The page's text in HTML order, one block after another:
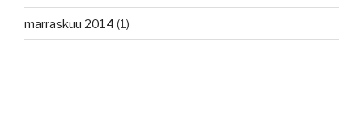
marraskuu 2014 (1)